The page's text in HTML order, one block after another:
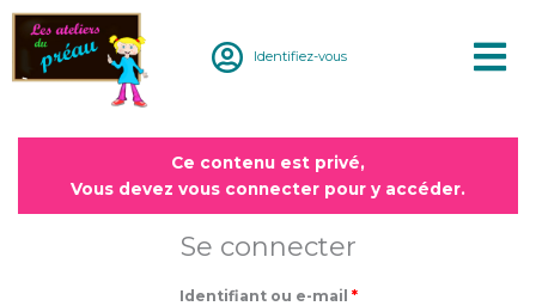
Aller
contenu
Identifiez-vous
Ce contenu est privé,
Vous devez vous connecter pour y accéder.
Se connecter
Identifiant ou e-mail *
Obligatoire